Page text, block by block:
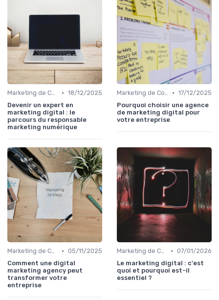
Marketing de Contenu • 18/12/2025
Devenir un expert en
marketing digital : le
parcours du responsable
marketing numérique
Marketing de Contenu • 17/12/2025
Pourquoi choisir une agence
de marketing digital pour
votre entreprise
Marketing de Contenu • 05/11/2025
Comment une digital
marketing agency peut
transformer votre
entreprise
Marketing de Contenu • 07/01/2026
Le marketing digital : c'est
quoi et pourquoi est-il
essentiel ?